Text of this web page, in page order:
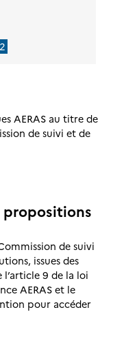
à
Page active :
2
AERAS au titre de
de suivi et de
propositions
de suivi
issues des
l’article 9 de la loi
AERAS et le
pour accéder